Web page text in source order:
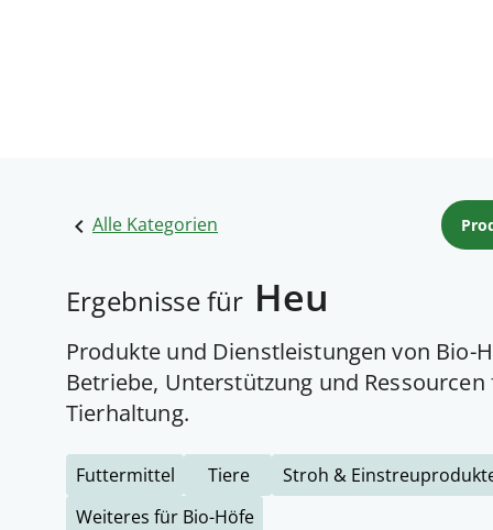
Alle Kategorien
Ergebnisse für Heu
Produkte und Dienstleistungen von Bio-
Betriebe, Unterstützung und
Tierhaltung.
Futtermittel Tiere Stroh &
Weiteres für Bio-Höfe